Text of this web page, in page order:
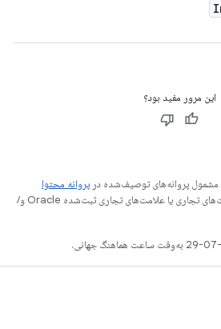
این مرور مفید بود؟
مشمول پروانه‌های توصیف‌شده در پروانه محتوا
هستند. جاوا و OpenJDK علامت‌های تجاری یا علامت‌های تجاری ثبت‌شده Oracle و/